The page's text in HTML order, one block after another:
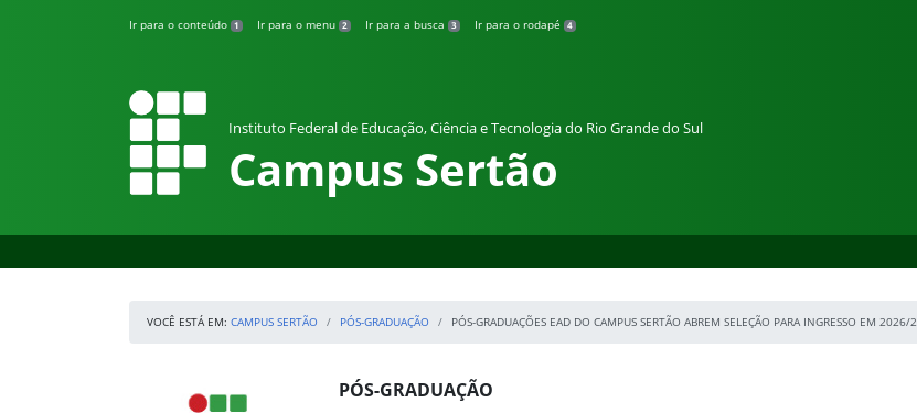
Ir para o conteúdo 1 Ir para o menu 2 Ir para a busca 3 Ir para o rodapé 4
Instituto Federal de Educação, Ciência e Tecnologia do Rio Grande do Sul
Campus Sertão
VOCÊ ESTÁ EM: CAMPUS SERTÃO PÓS-GRADUAÇÃO PÓS-GRADUAÇÕES EAD DO CAMPUS SERTÃO ABREM SELEÇÃO PARA INGRESSO EM 2026/2
Início da navegação Início do conteúdo
PÓS-GRADUAÇÃO